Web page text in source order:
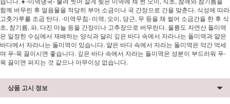
함께 버무린 후 얼음물을 적당히 부어 소금이나 국 간장으로 간을 맞춘다. 식성에 따라
고춧가루를 조금 탄다. -미역무침- 미역, 오이, 당근, 무 등을 채 썰어 소금간을 한 후 식
초, 참기름, 파, 다진 마늘 등을 간장이나 고추장으로 버무린다. 울릉도 자연산 돌미역
은 일정한 수심에서 재배하는 양식과 달리 깊은 바다 속에서 자라나는 돌미역과 얕은
바다에서 자라나는 돌미역이 있습니다. 얕은 바다 속에서 자라는 돌미역은 약간 억세
며 푸-욱 끓이시면 좋습니다. 깊은 바다 속에서 자라는 돌미역은 성분이 부드러워 푸-
욱 끓이면 퍼지는 것 같으나 아무이상 없습니다.
상품 고시 정보